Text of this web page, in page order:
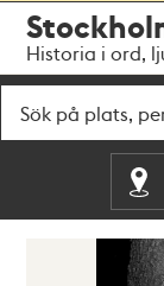
navigationen
huvudinnehållet
Historia i ord,